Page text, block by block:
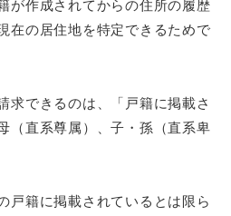
が作成されてからの住所の履歴
在の居住地を特定できるためで
求できるのは、「戸籍に掲載さ
（直系尊属）、子・孫（直系卑
戸籍に掲載されているとは限ら